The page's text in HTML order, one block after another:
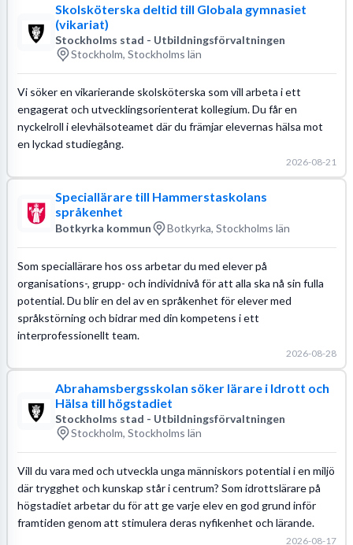
Skolsköterska deltid till Globala gymnasiet
(vikariat)
Stockholms stad - Utbildningsförvaltningen
Stockholm, Stockholms län
Vi söker en vikarierande skolsköterska som vill arbeta i ett
engagerat och utvecklingsorienterat kollegium. Du får en
nyckelroll i elevhälsoteamet där du främjar elevernas hälsa mot
en lyckad studiegång.
2026-08-21
Speciallärare till Hammerstaskolans
språkenhet
Botkyrka kommun Botkyrka, Stockholms län
Som speciallärare hos oss arbetar du med elever på
organisations-, grupp- och individnivå för att alla ska nå sin fulla
potential. Du blir en del av en språkenhet för elever med
språkstörning och bidrar med din kompetens i ett
interprofessionellt team.
2026-08-28
Abrahamsbergsskolan söker lärare i Idrott och
Hälsa till högstadiet
Stockholms stad - Utbildningsförvaltningen
Stockholm, Stockholms län
Vill du vara med och utveckla unga människors potential i en miljö
där trygghet och kunskap står i centrum? Som idrottslärare på
högstadiet arbetar du för att ge varje elev en god grund inför
framtiden genom att stimulera deras nyfikenhet och lärande.
2026-08-17